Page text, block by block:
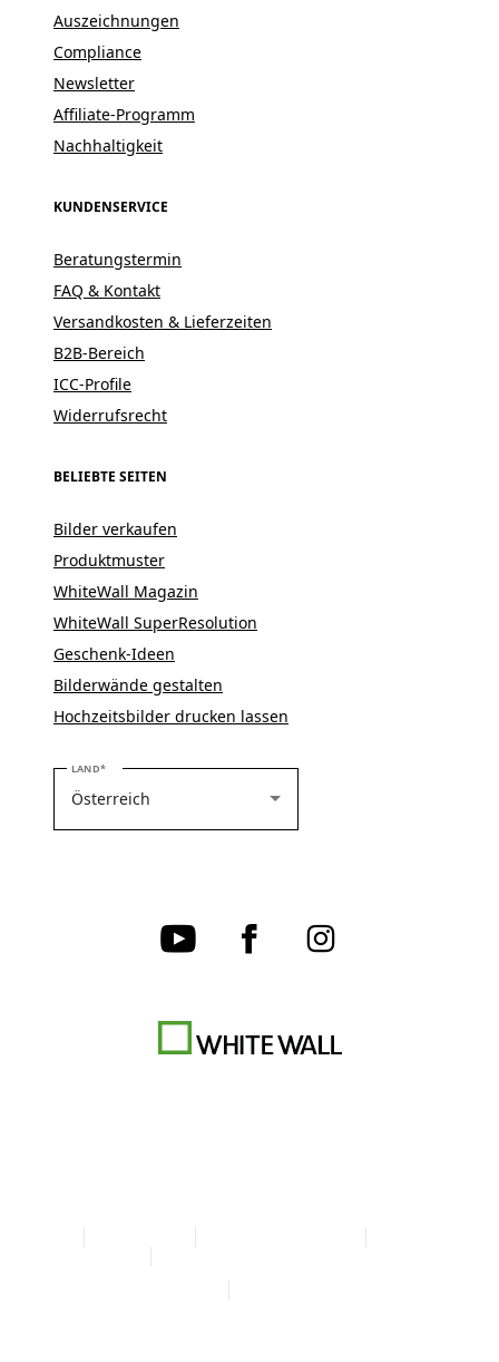
Auszeichnungen
Compliance
Newsletter
Affiliate-Programm
Nachhaltigkeit
KUNDENSERVICE
Beratungstermin
FAQ & Kontakt
Versandkosten & Lieferzeiten
B2B-Bereich
ICC-Profile
Widerrufsrecht
BELIEBTE SEITEN
Bilder verkaufen
Produktmuster
WhiteWall Magazin
WhiteWall SuperResolution
Geschenk-Ideen
Bilderwände gestalten
Hochzeitsbilder drucken lassen
LANDBITTE WÄHLEN SIE IHR LAND